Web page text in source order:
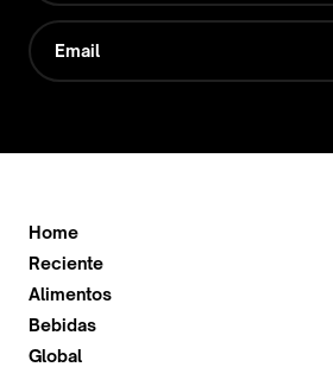
Home
Reciente
Alimentos
Bebidas
Global